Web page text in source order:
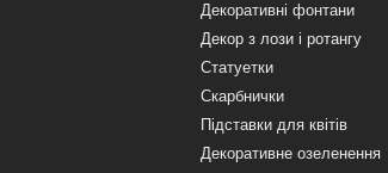
Декоративні фонтани
Декор з лози і ротангу
Статуетки
Скарбнички
Підставки для квітів
Декоративне озеленення